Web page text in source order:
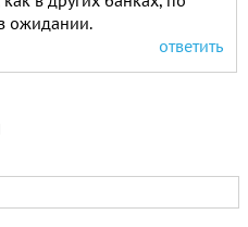
ожидании.
ответить